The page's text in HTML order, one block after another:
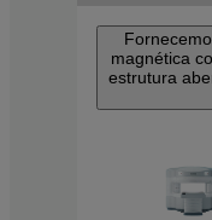
magnética
estrutura